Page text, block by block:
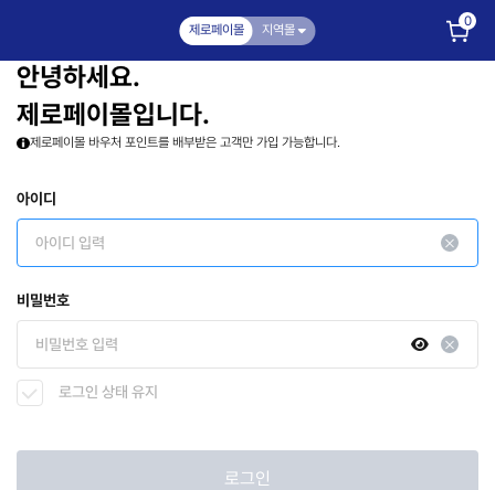
제로페이몰 지역몰
0
안녕하세요.
제로페이몰입니다.
제로페이몰 바우처 포인트를 배부받은 고객만 가입 가능합니다.
아이디
비밀번호
로그인 상태 유지
로그인